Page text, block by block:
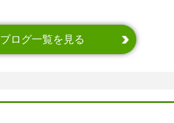
ブログ一覧を見る